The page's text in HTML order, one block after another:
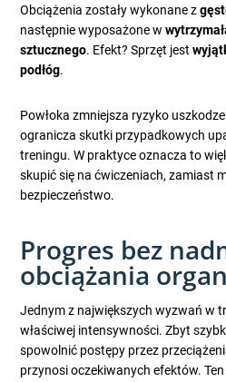
Obciążenia zostały wykonane z
następnie wyposażone w
sztucznego. Efekt? Sprzęt jest
podłóg.
Powłoka zmniejsza ryzyko
ogranicza skutki przypadkowych
treningu. W praktyce oznacza to
skupić się na ćwiczeniach, zamiast
bezpieczeństwo.
Progres bez
obciążania
Jednym z największych wyzwań w
właściwej intensywności. Zbyt
spowolnić postępy przez
przynosi oczekiwanych efektów.